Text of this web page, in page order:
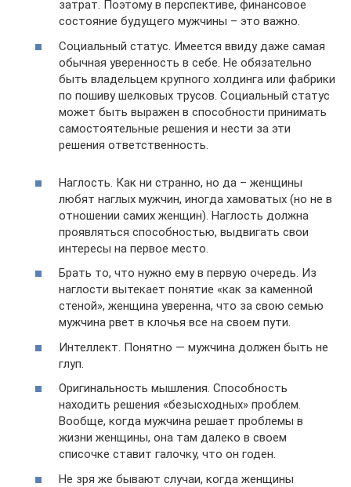
затрат. Поэтому в перспективе, финансовое
состояние будущего мужчины – это важно.
Социальный статус. Имеется ввиду даже самая
обычная уверенность в себе. Не обязательно
быть владельцем крупного холдинга или фабрики
по пошиву шелковых трусов. Социальный статус
может быть выражен в способности принимать
самостоятельные решения и нести за эти
решения ответственность.
Наглость. Как ни странно, но да – женщины
любят наглых мужчин, иногда хамоватых (но не в
отношении самих женщин). Наглость должна
проявляться способностью, выдвигать свои
интересы на первое место.
Брать то, что нужно ему в первую очередь. Из
наглости вытекает понятие «как за каменной
стеной», женщина уверенна, что за свою семью
мужчина рвет в клочья все на своем пути.
Интеллект. Понятно — мужчина должен быть не
глуп.
Оригинальность мышления. Способность
находить решения «безысходных» проблем.
Вообще, когда мужчина решает проблемы в
жизни женщины, она там далеко в своем
списочке ставит галочку, что он годен.
Не зря же бывают случаи, когда женщины